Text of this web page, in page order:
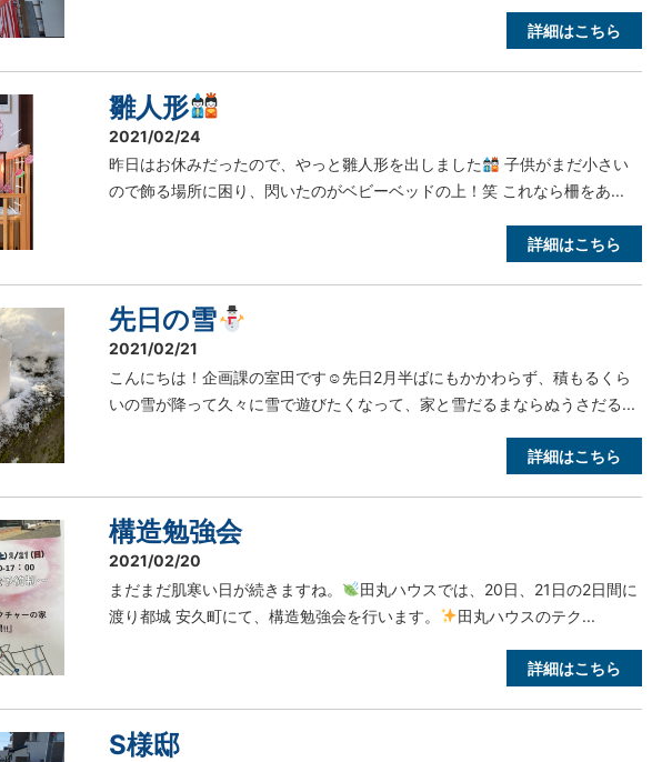
詳細はこちら
雛人形
2021/02/24
昨日はお休みだったので、やっと雛人形を出しました
子供がまだ小さい
ので飾る場所に困り、閃いたのがベビーベッドの上！笑 これなら柵をあ...
詳細はこちら
先日の雪
2021/02/21
こんにちは！企画課の室田です☺先日2月半ばにもかかわらず、積もるくら
いの雪が降って久々に雪で遊びたくなって、家と雪だるまならぬうさだる...
詳細はこちら
構造勉強会
2021/02/20
まだまだ肌寒い日が続きますね。
田丸ハウスでは、20日、21日の2日間に
渡り都城 安久町にて、構造勉強会を行います。
田丸ハウスのテク...
詳細はこちら
S様邸